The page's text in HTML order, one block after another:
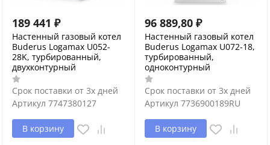
189 441 ₽
Настенный газовый котел
Buderus Logamax U052-
28K, турбированный,
двухконтурный
Срок поставки от 3х дней
Артикул 7747380127
В корзину
96 889,80 ₽
Настенный газовый котел
Buderus Logamax U072-18,
турбированный,
одноконтурный
Срок поставки от 3х дней
Артикул 7736900189RU
В корзину